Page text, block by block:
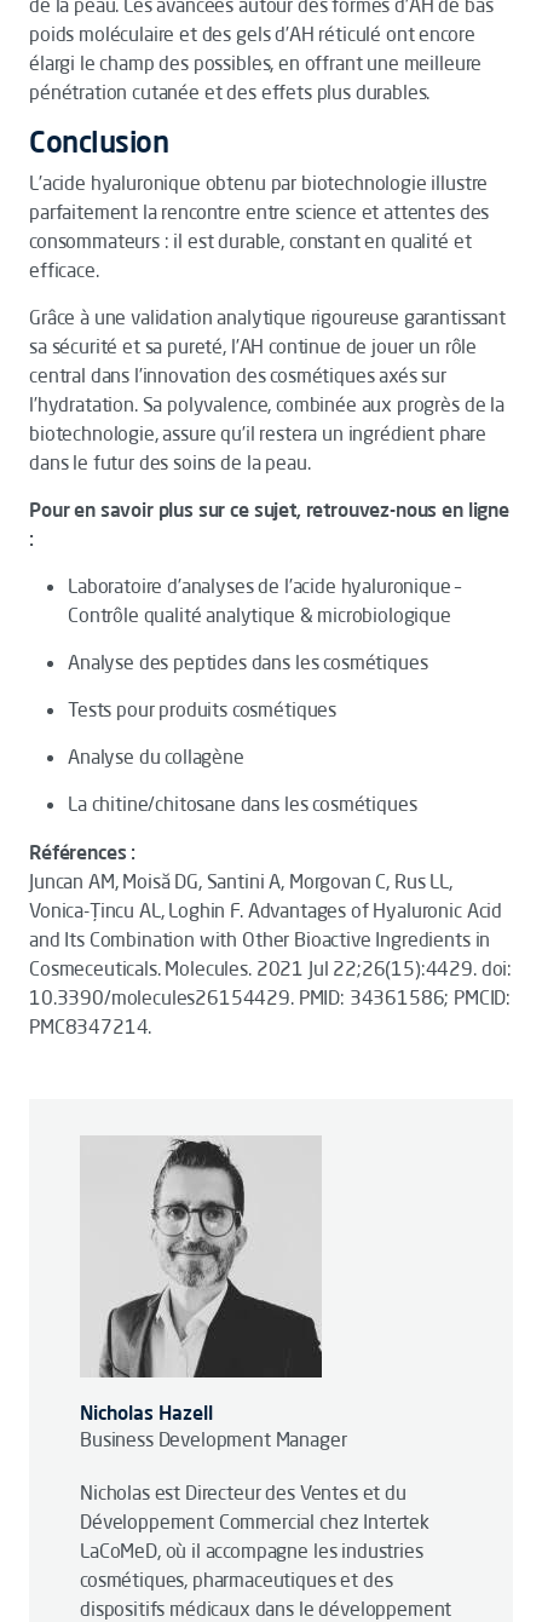
de la peau. Les avancées autour des formes d’AH de bas
poids moléculaire et des gels d’AH réticulé ont encore
élargi le champ des possibles, en offrant une meilleure
pénétration cutanée et des effets plus durables.
Conclusion
L’acide hyaluronique obtenu par biotechnologie illustre
parfaitement la rencontre entre science et attentes des
consommateurs : il est durable, constant en qualité et
efficace.
Grâce à une validation analytique rigoureuse garantissant
sa sécurité et sa pureté, l’AH continue de jouer un rôle
central dans l’innovation des cosmétiques axés sur
l’hydratation. Sa polyvalence, combinée aux progrès de la
biotechnologie, assure qu’il restera un ingrédient phare
dans le futur des soins de la peau.
Pour en savoir plus sur ce sujet, retrouvez-nous en ligne
:
Laboratoire d’analyses de l’acide hyaluronique –
Contrôle qualité analytique & microbiologique
Analyse des peptides dans les cosmétiques
Tests pour produits cosmétiques
Analyse du collagène
La chitine/chitosane dans les cosmétiques
Références :
Juncan AM, Moisă DG, Santini A, Morgovan C, Rus LL,
Vonica-Țincu AL, Loghin F. Advantages of Hyaluronic Acid
and Its Combination with Other Bioactive Ingredients in
Cosmeceuticals.Molecules. 2021 Jul 22;26(15):4429. doi:
10.3390/molecules26154429. PMID: 34361586; PMCID:
PMC8347214.
Nicholas Hazell
Business Development Manager
Nicholas est Directeur des Ventes et du
Développement Commercial chez Intertek
LaCoMeD, où il accompagne les industries
cosmétiques, pharmaceutiques et des
dispositifs médicaux dans le développement